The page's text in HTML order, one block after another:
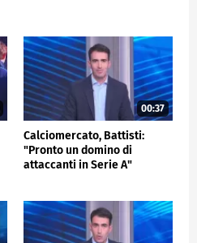
00:37
Calciomercato, Battisti:
"Pronto un domino di
attaccanti in Serie A"